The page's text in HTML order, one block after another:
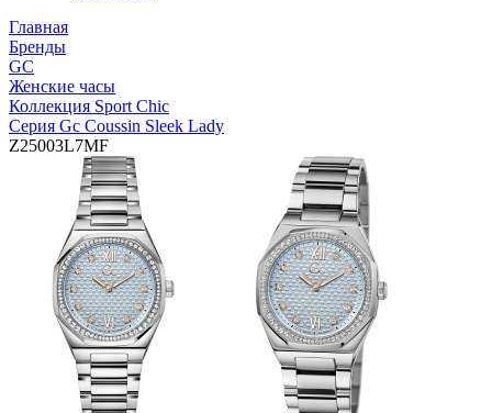
Главная
Бренды
GC
Женские часы
Коллекция Sport Chic
Серия Gc Coussin Sleek Lady
Z25003L7MF